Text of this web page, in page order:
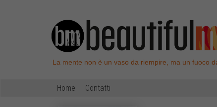
La mente non è un vaso da riempire, ma un fuoco
Home Contatti